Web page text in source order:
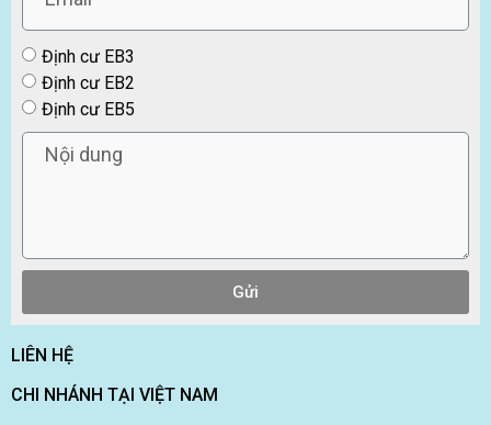
Định cư EB3
Định cư EB2
Định cư EB5
Gửi
LIÊN HỆ
CHI NHÁNH TẠI VIỆT NAM